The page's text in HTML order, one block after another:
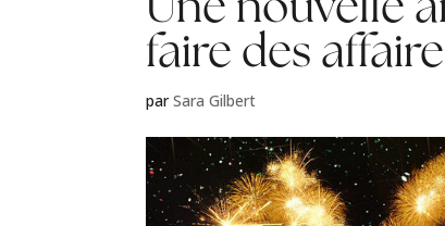
faire des
parSara Gilbert